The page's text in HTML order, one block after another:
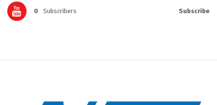
0 Subscribers Subscribe